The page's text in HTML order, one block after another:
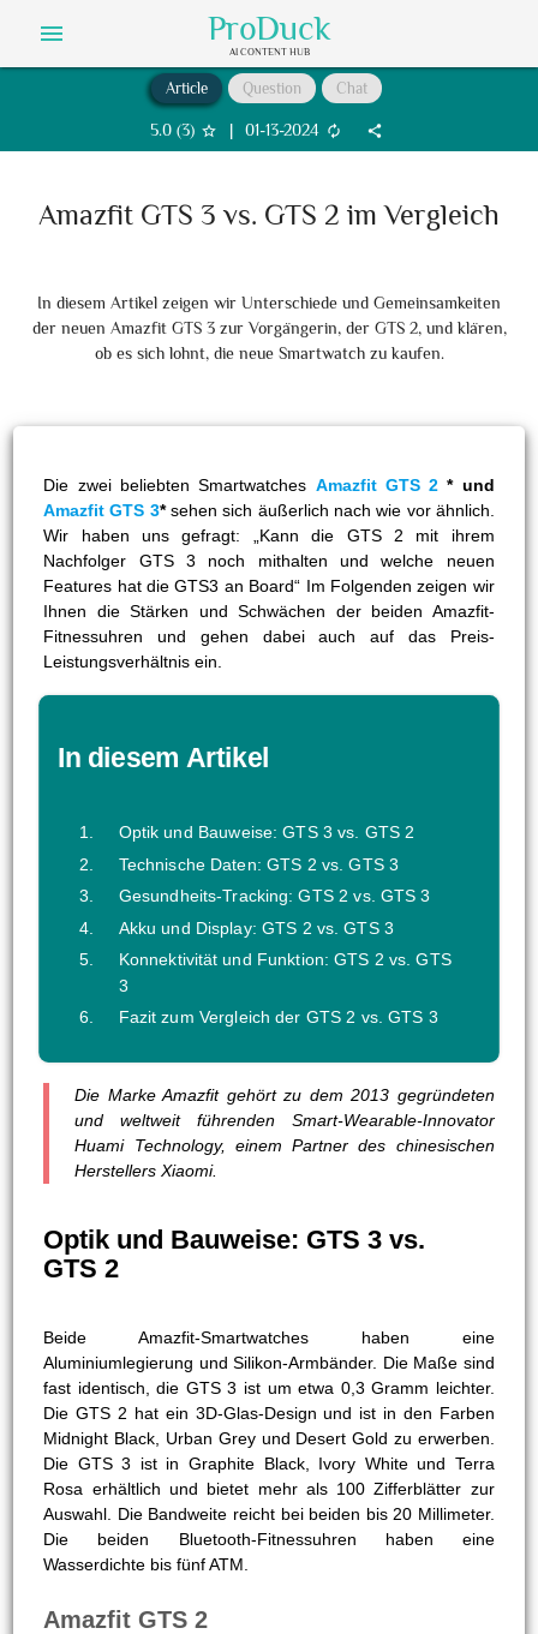
menu ProDuck
AI CONTENT HUB
Article Question Chat
5.0(3) star_border | 01-13-2024 autorenew share
Amazfit GTS 3 vs. GTS 2 im Vergleich
In diesem Artikel zeigen wir Unterschiede und Gemeinsamkeiten
der neuen Amazfit GTS 3 zur Vorgängerin, der GTS 2, und klären,
ob es sich lohnt, die neue Smartwatch zu kaufen.
Die zwei beliebten Smartwatches Amazfit GTS 2* und
Amazfit GTS 3*sehen sich äußerlich nach wie vor ähnlich.
Wir haben uns gefragt: „Kann die GTS 2 mit ihrem
Nachfolger GTS 3 noch mithalten und welche neuen
Features hat die GTS3 an Board“ Im Folgenden zeigen wir
Ihnen die Stärken und Schwächen der beiden Amazfit-
Fitnessuhren und gehen dabei auch auf das Preis-
Leistungsverhältnis ein.
In diesem Artikel
Optik und Bauweise: GTS 3 vs. GTS 2
Technische Daten: GTS 2 vs. GTS 3
Gesundheits-Tracking: GTS 2 vs. GTS 3
Akku und Display: GTS 2 vs. GTS 3
Konnektivität und Funktion: GTS 2 vs. GTS
3
Fazit zum Vergleich der GTS 2 vs. GTS 3
Die Marke Amazfit gehört zu dem 2013 gegründeten
und weltweit führenden Smart-Wearable-Innovator
Huami Technology, einem Partner des chinesischen
Herstellers Xiaomi.
Optik und Bauweise: GTS 3 vs.
GTS 2
Beide Amazfit-Smartwatches haben eine
Aluminiumlegierung und Silikon-Armbänder. Die Maße sind
fast identisch, die GTS 3 ist um etwa 0,3 Gramm leichter.
Die GTS 2 hat ein 3D-Glas-Design und ist in den Farben
Midnight Black, Urban Grey und Desert Gold zu erwerben.
Die GTS 3 ist in Graphite Black, Ivory White und Terra
Rosa erhältlich und bietet mehr als 100 Zifferblätter zur
Auswahl. Die Bandweite reicht bei beiden bis 20 Millimeter.
Die beiden Bluetooth-Fitnessuhren haben eine
Wasserdichte bis fünf ATM.
Amazfit GTS 2